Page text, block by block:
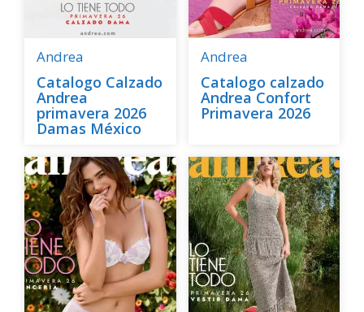
Andrea
Catalogo Calzado
Andrea
primavera 2026
Damas México
Andrea
Catalogo calzado
Andrea Confort
Primavera 2026